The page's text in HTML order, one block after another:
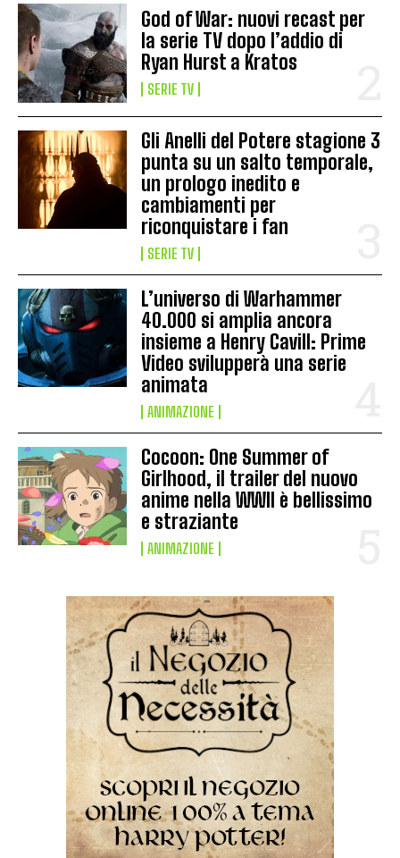
God of War: nuovi recast per
la serie TV dopo l’addio di
Ryan Hurst a Kratos
SERIE TV
Gli Anelli del Potere stagione 3
punta su un salto temporale,
un prologo inedito e
cambiamenti per
riconquistare i fan
SERIE TV
L’universo di Warhammer
40.000 si amplia ancora
insieme a Henry Cavill: Prime
Video svilupperà una serie
animata
ANIMAZIONE
Cocoon: One Summer of
Girlhood, il trailer del nuovo
anime nella WWII è bellissimo
e straziante
ANIMAZIONE